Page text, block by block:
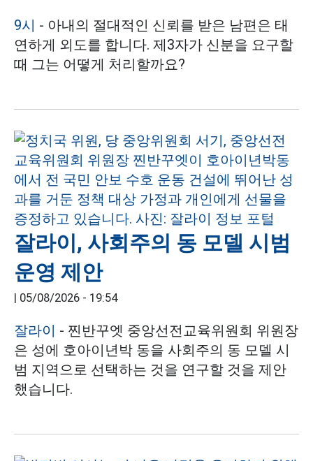
9시 - 아내의 절대적인 신뢰를 받은 남편은 태
연하게 외도를 합니다. 제3자가 신분을 요구할
때 그는 어떻게 처리할까요?
잘라이, 사회주의 동 모델 시범
운영 제안
| 05/08/2026 - 19:54
잘라이 - 찐반꾸엣 중앙선전교육위원회 위원장
은 성에 호아이년박 동을 사회주의 동 모델 시
범 지역으로 선택하는 것을 연구할 것을 제안
했습니다.